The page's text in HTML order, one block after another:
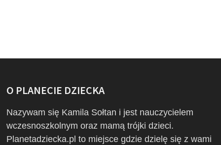
O PLANECIE DZIECKA
Nazywam się Kamila Sołtan i jest nauczycielem
wczesnoszkolnym oraz mamą trójki dzieci.
Planetadziecka.pl to miejsce gdzie dzielę się z wami